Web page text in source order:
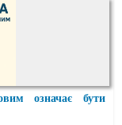
означає бути